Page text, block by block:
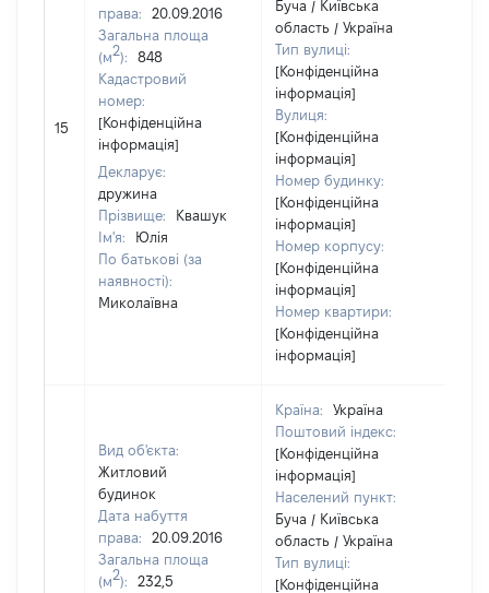
15
права:
20.09.2016
Загальна площа
(м2):
848
Кадастровий
номер:
[Конфіденційна
інформація]
Декларує:
дружина
Прізвище:
Квашук
Ім'я:
Юлія
По батькові (за
наявності):
Миколаївна
Буча / Київська
область / Україна
Тип вулиці:
[Конфіденційна
інформація]
Вулиця:
[Конфіденційна
інформація]
Номер будинку:
[Конфіденційна
інформація]
Номер корпусу:
[Конфіденційна
інформація]
Номер квартири:
[Конфіденційна
інформація]
Вид об'єкта:
Житловий
будинок
Дата набуття
права:
20.09.2016
Загальна площа
(м2): 232,5
Країна:
Україна
Поштовий індекс:
[Конфіденційна
інформація]
Населений пункт:
Буча / Київська
область / Україна
Тип вулиці:
[Конфіденційна